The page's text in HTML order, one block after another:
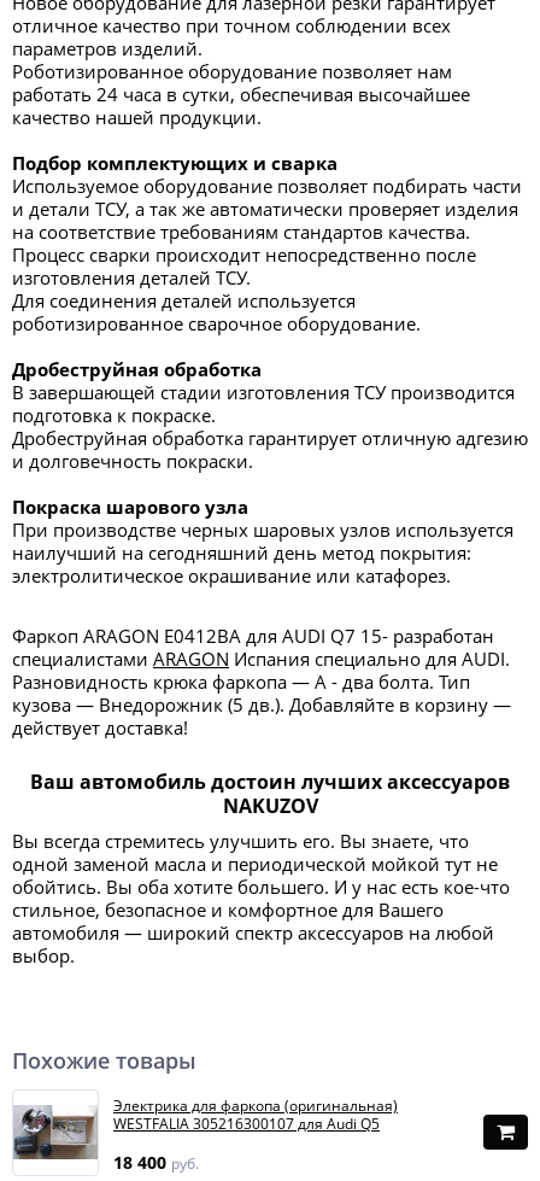
отличное качество при точном соблюдении всех
параметров изделий.
Роботизированное оборудование позволяет нам
работать 24 часа в сутки, обеспечивая высочайшее
качество нашей продукции.
Подбор комплектующих и сварка
Используемое оборудование позволяет подбирать части
и детали ТСУ, а так же автоматически проверяет изделия
на соответствие требованиям стандартов качества.
Процесс сварки происходит непосредственно после
изготовления деталей ТСУ.
Для соединения деталей используется
роботизированное сварочное оборудование.
Дробеструйная обработка
В завершающей стадии изготовления ТСУ производится
подготовка к покраске.
Дробеструйная обработка гарантирует отличную адгезию
и долговечность покраски.
Покраска шарового узла
При производстве черных шаровых узлов используется
наилучший на сегодняшний день метод покрытия:
электролитическое окрашивание или катафорез.
Фаркоп ARAGON E0412BA для AUDI Q7 15- разработан
специалистами ARAGON Испания специально для AUDI.
Разновидность крюка фаркопа — А - два болта. Тип
кузова — Внедорожник (5 дв.). Добавляйте в корзину —
действует доставка!
Ваш автомобиль достоин лучших аксессуаров
NAKUZOV
Вы всегда стремитесь улучшить его. Вы знаете, что
одной заменой масла и периодической мойкой тут не
обойтись. Вы оба хотите большего. И у нас есть кое-что
стильное, безопасное и комфортное для Вашего
автомобиля — широкий спектр аксессуаров на любой
выбор.
Похожие товары
Электрика для фаркопа (оригинальная)
WESTFALIA 305216300107 для Audi Q5
18 400 руб.